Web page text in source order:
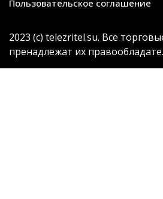
Пользовательское соглашение
2023 (с) telezritel.su. Все
пренадлежат их